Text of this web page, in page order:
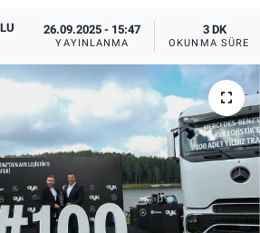
26.09.2025 - 15:47
YAYINLANMA
3 DK
OKUNMA SÜRESI